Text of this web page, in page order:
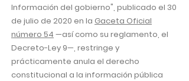
Información del gobierno", publicado el 30
de julio de 2020 en la Gaceta Oficial
número 54 —así como su reglamento, el
Decreto-Ley 9—, restringe y
prácticamente anula el derecho
constitucional a la información pública